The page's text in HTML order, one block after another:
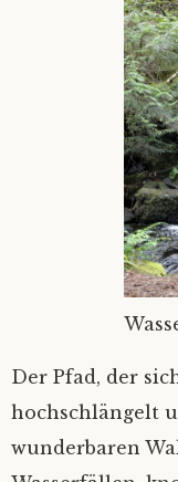
Der Pfad, der
hochschlängelt
wunderbaren